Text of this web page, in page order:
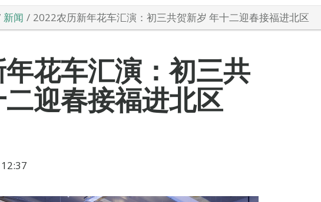
新闻 2022农历新年花车汇演：初三共贺新岁 年十二迎春接福进北区
花车汇演：初三共
迎春接福进北区